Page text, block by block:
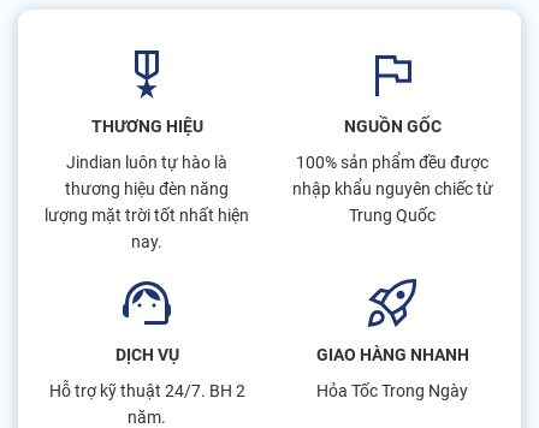
THƯƠNG HIỆU
Jindian luôn tự hào là
thương hiệu đèn năng
lượng mặt trời tốt nhất hiện
nay.
NGUỒN GỐC
100% sản phẩm đều được
nhập khẩu nguyên chiếc từ
Trung Quốc
DỊCH VỤ
Hỗ trợ kỹ thuật 24/7. BH 2
năm.
GIAO HÀNG NHANH
Hỏa Tốc Trong Ngày